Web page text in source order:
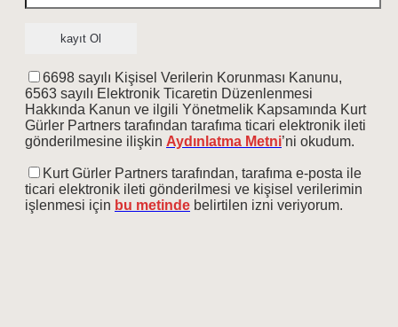
6698 sayılı Kişisel Verilerin Korunması Kanunu,
6563 sayılı Elektronik Ticaretin Düzenlenmesi
Hakkında Kanun ve ilgili Yönetmelik Kapsamında Kurt
Gürler Partners tarafından tarafıma ticari elektronik ileti
gönderilmesine ilişkin Aydınlatma Metni’ni okudum.
Kurt Gürler Partners tarafından, tarafıma e-posta ile
ticari elektronik ileti gönderilmesi ve kişisel verilerimin
işlenmesi için bu metinde belirtilen izni veriyorum.